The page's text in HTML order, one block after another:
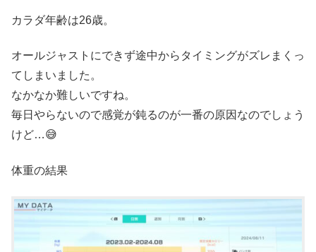
カラダ年齢は26歳。
オールジャストにできず途中からタイミングがズレまくっ
てしまいました。
なかなか難しいですね。
毎日やらないので感覚が鈍るのが一番の原因なのでしょう
けど…😅
体重の結果